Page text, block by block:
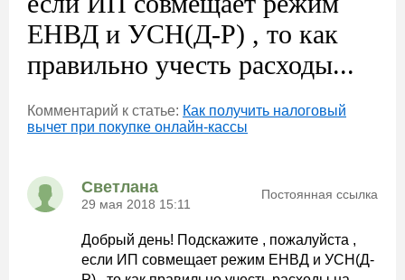
ЕНВД и УСН(Д-Р) , то как
правильно учесть расходы...
Комментарий к статье: Как получить налоговый
вычет при покупке онлайн-кассы
Светлана
29 мая 2018 15:11
Постоянная ссылка
Добрый день! Подскажите , пожалуйста ,
если ИП совмещает режим ЕНВД и УСН(Д-